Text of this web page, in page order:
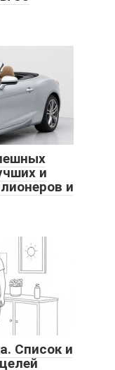
и
и
Список и